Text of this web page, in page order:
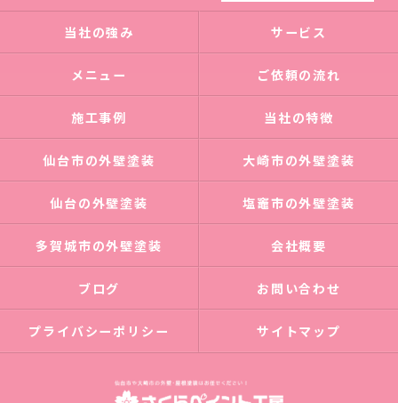
当社の強み サービス
メニュー ご依頼の流れ
施工事例 当社の特徴
仙台市の外壁塗装 大崎市の外壁塗装
仙台の外壁塗装 塩竈市の外壁塗装
多賀城市の外壁塗装 会社概要
ブログ お問い合わせ
プライバシーポリシー サイトマップ